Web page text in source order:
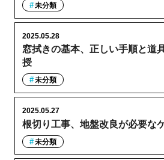
未分類
窓拭きの基本、正しい手順と道
授
2025.05.28
未分類
根切り工事、地盤改良が必要な
2025.05.27
未分類